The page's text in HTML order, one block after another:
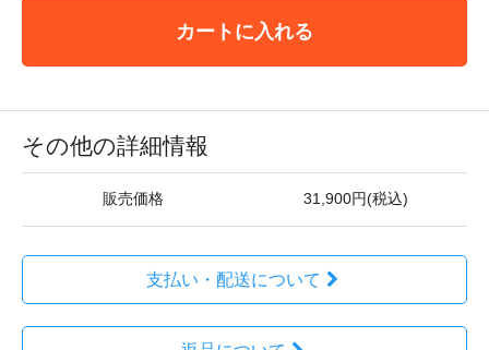
カートに入れる
その他の詳細情報
販売価格 31,900円(税込)
支払い・配送について